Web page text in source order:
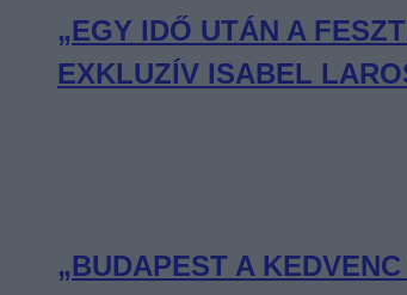
„EGY IDŐ UTÁN A
EXKLUZÍV ISABEL
„BUDAPEST A